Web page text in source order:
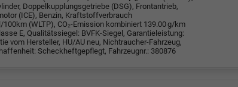
Doppelkupplungsgetriebe (DSG), Frontantrieb,
(ICE), Benzin, Kraftstoffverbrauch
100km (WLTP), CO₂-Emission kombiniert 139.00 g/km
E, Qualitätssiegel: BVFK-Siegel, Garantieleistung:
vom Hersteller, HU/AU neu, Nichtraucher-Fahrzeug,
Scheckheftgepflegt, Fahrzeugnr.: 380876